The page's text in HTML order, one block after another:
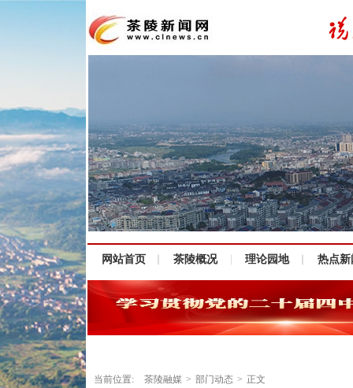
网站首页 茶陵概况 理论园地 热点新
当前位置: 茶陵融媒 > 部门动态 > 正文